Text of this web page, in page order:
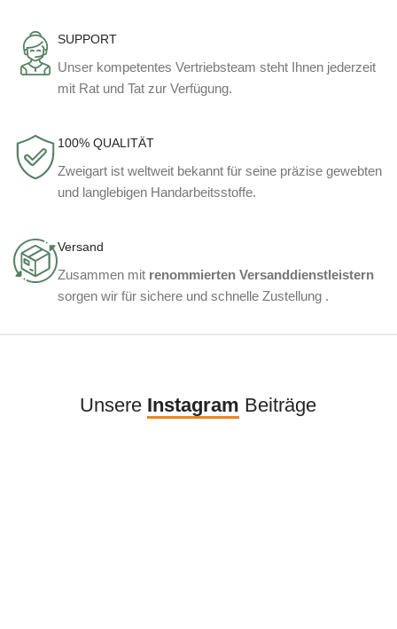
SUPPORT
Unser kompetentes Vertriebsteam steht Ihnen jederzeit
mit Rat und Tat zur Verfügung.
100% QUALITÄT
Zweigart ist weltweit bekannt für seine präzise gewebten
und langlebigen Handarbeitsstoffe.
Versand
Zusammen mit renommierten Versanddienstleistern
sorgen wir für sichere und schnelle Zustellung .
Unsere Instagram Beiträge